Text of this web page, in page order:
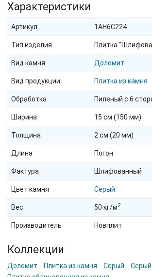
Характеристики
Артикул 1AH6C224
Тип изделия Плитка
Вид камня Доломит
Вид продукции Плитка из камня
Обработка Пиленый с 6
Ширина 15 см (150 мм)
Толщина 2 см (20 мм)
Длина Погон
Фактура Шлифованный
Цвет камня Серый
Вес 50 кг/м2
Производитель Новплит
Коллекции
Доломит Плитка из камня Серый
Серый